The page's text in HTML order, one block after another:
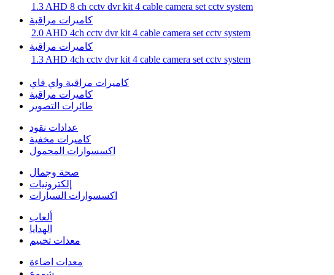
1.3 AHD 8 ch cctv dvr kit 4 cable camera set cctv system
كاميرات مراقبة
2.0 AHD 4ch cctv dvr kit 4 cable camera set cctv system
كاميرات مراقبة
1.3 AHD 4ch cctv dvr kit 4 cable camera set cctv system
كاميرات مراقبة واي فاي
كاميرات مراقبة
طائرات التصوير
عدادات نقود
كاميرات مخفية
اكسسوارات المحمول
صحة وجمال
إلكترونيات
اكسسوارات السيارات
ألعاب
الهدايا
معدات تخييم
معدات اضاءة